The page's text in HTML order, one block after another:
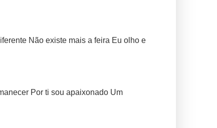
Não existe mais a feira Eu olho e
Por ti sou apaixonado Um